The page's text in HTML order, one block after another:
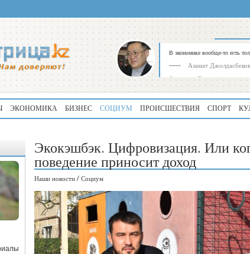
В экономике вообще-то есть
Азамат
фондовая биржа»
ЭКОНОМИКА БИЗНЕС СОЦИУМ ПРОИСШЕСТВИЯ СПОРТ
Экокэшбэк. Цифровизация. Или
поведение приносит доход
Наши новости / Социум